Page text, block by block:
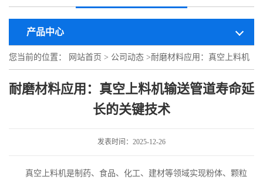
产品中心
您当前的位置： 网站首页 > 公司动态 >耐磨材料应用：真空上料机
输送管道寿命延长的关键技术
耐磨材料应用：真空上料机输送管道寿命延
长的关键技术
发表时间：2025-12-26
真空上料机是制药、食品、化工、建材等领域实现粉体、颗粒